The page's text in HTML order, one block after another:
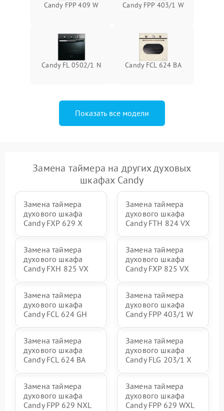
Candy FPP 409 W Candy FPP 403/1 W
Candy FL 0502/1 N Candy FCL 624 BA
Показать все модели
Замена таймера на других духовых
шкафах Candy
Замена таймера
духового шкафа
Candy FXP 629 X
Замена таймера
духового шкафа
Candy FTH 824 VX
Замена таймера
духового шкафа
Candy FXH 825 VX
Замена таймера
духового шкафа
Candy FXP 825 VX
Замена таймера
духового шкафа
Candy FCL 624 GH
Замена таймера
духового шкафа
Candy FPP 403/1 W
Замена таймера
духового шкафа
Candy FCL 624 BA
Замена таймера
духового шкафа
Candy FLG 203/1 X
Замена таймера
духового шкафа
Candy FPP 629 NXL
Замена таймера
духового шкафа
Candy FPP 629 WXL